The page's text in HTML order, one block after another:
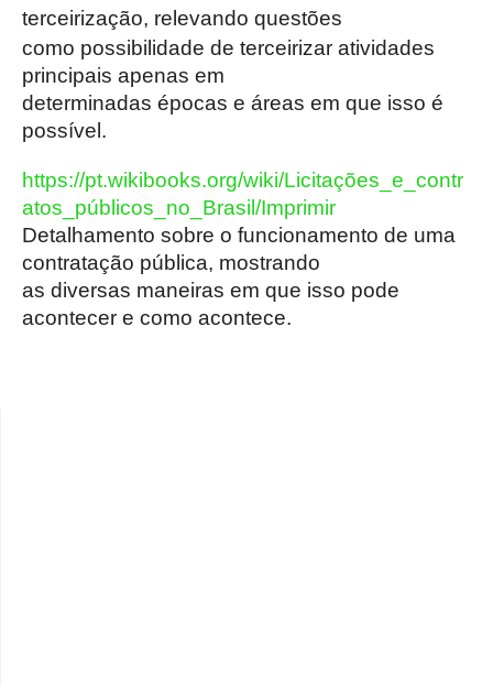
terceirização, relevando questões
como possibilidade de terceirizar atividades
principais apenas em
determinadas épocas e áreas em que isso é
possível.
https://pt.wikibooks.org/wiki/Licitações_e_contr
atos_públicos_no_Brasil/Imprimir
Detalhamento sobre o funcionamento de uma
contratação pública, mostrando
as diversas maneiras em que isso pode
acontecer e como acontece.